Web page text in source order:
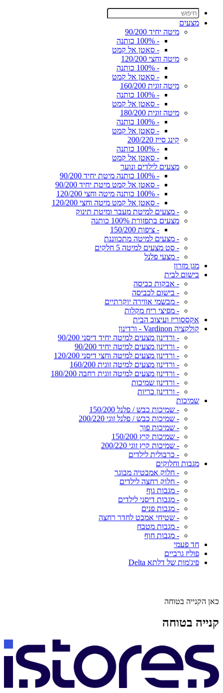
מצעים
מיטה יחיד 90/200
- 100% כותנה
- סאטן אל קמט
מיטה וחצי 120/200
- 100% כותנה
- סאטן אל קמט
מיטה זוגית 160/200
- 100% כותנה
- סאטן אל קמט
מיטה זוגית 180/200
- 100% כותנה
- סאטן אל קמט
קינג סייז 200/220
- 100% כותנה
- סאטן אל קמט
מצעים לילדים ונוער
- 100% כותנה מיטת יחיד 90/200
- סאטן אל קמט מיטת יחיד 90/200
- 100% כותנה מיטה וחצי 120/200
- סאטן אל קמט מיטה וחצי 120/200
- מצעים למיטת מעבר ומיטת תינוק
מצעים בתפזורת 100% כותנה
- ציפות 150/200
- מצעים למיטה מתכווננת
- סט מצעים למיטה 5 חלקים
- מצעי פלנל
מגן מזרון
בישום לבית
- אבקות כביסה
- בישום לכביסה
- מבשמי אווירה יוקרתיים
- מפיצי ריח מקלות
אקססוריז ועיצוב הבית
קולקציה Vardinon - ורדינון
- ורדינון מצעים למיטה יחיד דיסני 90/200
- ורדינון מצעים למיטה יחיד 90/200
- ורדינון מצעים למיטה וחצי דיסני 120/200
- ורדינון מצעים למיטה זוגית 160/200
- ורדינון מצעים למיטה זוגית רחבה 180/200
- ורדינון שמיכות
- ורדינון כריות
שמיכות
- שמיכות כבש / פלנל 150/200
- שמיכות כבש / פלנל זוגי 200/220
- שמיכות פוך
- שמיכות קיץ 150/200
- שמיכות קיץ זוגי 200/220
- כרבולית לילדים
מגבות וחלוקים
- חלוק אמבטיה מבוגר
- חלוק רחצה לילדים
- מגבות גוף
- מגבות דיסני לילדים
- מגבות פנים
- שטיחי אמבט לחדר רחצה
- מגבות מטבח
- מגבות חוף
חד פעמי
פוליז גרביים
פיג'מות של דלתא Delta
כאן הקנייה בטוחה
קנייה בטוחה